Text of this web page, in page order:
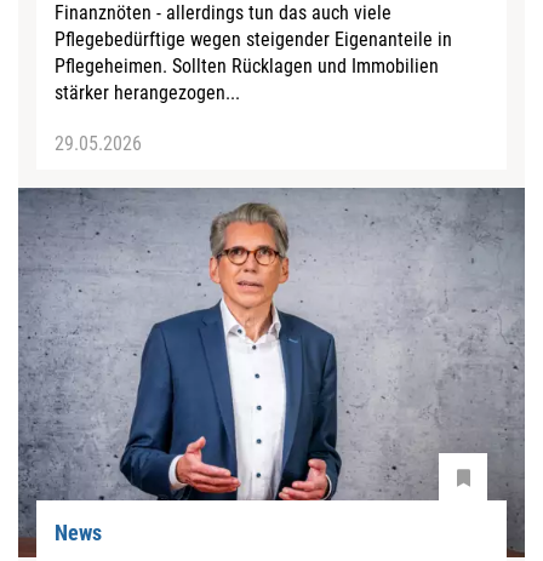
Finanznöten - allerdings tun das auch viele
Pflegebedürftige wegen steigender Eigenanteile in
Pflegeheimen. Sollten Rücklagen und Immobilien
stärker herangezogen...
29.05.2026
News